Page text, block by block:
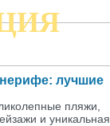
КАРТА
лучшие
пляжи,
и уникальная